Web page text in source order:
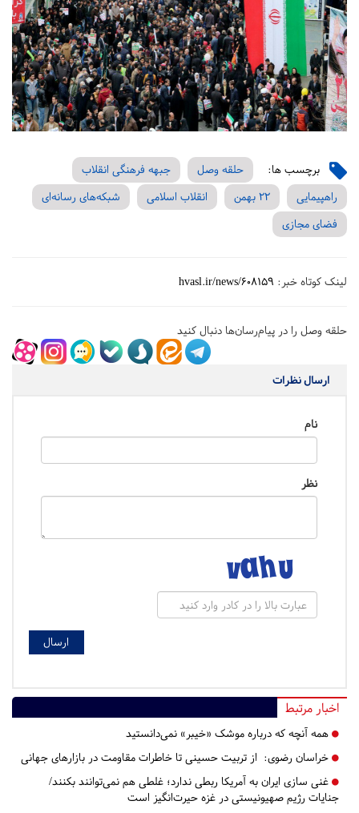
برچسب ها: حلقه وصل
جبهه فرهنگی انقلاب
راهپیمایی
۲۲ بهمن انقلاب اسلامی
شبکه‌های رسانه‌ای
فضای مجازی
لینک کوتاه خبر: hvasl.ir/news/608159
حلقه وصل را در پیام‌رسان‌ها دنبال کنید
ارسال نظرات
نام
نظر
اخبار مرتبط
همه آنچه که درباره موشک «خیبر» نمی‌دانستید
خراسان رضوی: از تربیت حسینی تا خاطرات مقاومت در بازارهای جهانی
غنی سازی ایران به آمریکا ربطی ندارد؛ غلطی هم‌ نمی‌توانند بکنند/
جنایات رژیم صهیونیستی در غزه حیرت‌انگیز است